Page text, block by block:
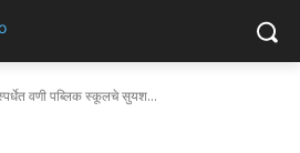
वणी पब्लिक स्कूलचे सुयश...